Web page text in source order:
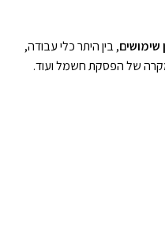
שימושים, בין היתר כלי עבודה,
של הפסקת חשמל ועוד.